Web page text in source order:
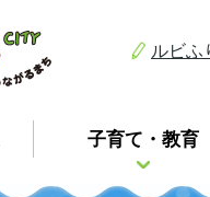
ルビふ
子育て・教育